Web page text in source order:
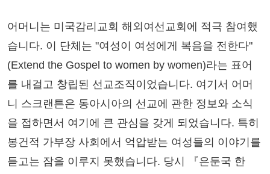
어머니는 미국감리교회 해외여선교회에 적극 참여했
습니다. 이 단체는 "여성이 여성에게 복음을 전한다"
(Extend the Gospel to women by women)라는 표어
를 내걸고 창립된 선교조직이었습니다. 여기서 어머
니 스크랜튼은 동아시아의 선교에 관한 정보와 소식
을 접하면서 여기에 큰 관심을 갖게 되었습니다. 특히
봉건적 가부장 사회에서 억압받는 여성들의 이야기를
듣고는 잠을 이루지 못했습니다. 당시 『은둔국 한